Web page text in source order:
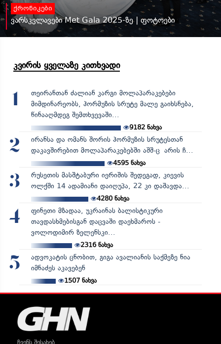
ქრონიკები
ვარსკვლავები Met Gala 2025-ზე | ფოტოები
კვირის ყველაზე კითხვადი
1
თეირანთან ძალიან კარგი მოლაპარაკებები
მიმდინარეობს, ჰორმუზის სრუტე მალე გაიხსნება,
წინააღმდეგ შემთხვევაში...
9182 ნახვა
2
ირანსა და ომანს შორის ჰორმუზის სრუტესთან
დაკავშირებით მოლაპარაკებებში აშშ-ც არის ჩ...
4595ნახვა
3
რუსეთის მასშტაბური იერიშის შედეგად, კიევის
ოლქში 14 ადამიანი დაიღუპა, 22 კი დაშავდა...
4280ნახვა
4
ფინეთი მზადაა, უკრაინას ბალისტიკური
თავდასხმებისგან დაცვაში დაეხმაროს -
ვოლოდიმირ ზელენსკი...
2316ნახვა
5
ადვოკატის ცნობით, გიგა ავალიანის საქმეზე ნია
იმნაძეს აკავებენ
1507ნახვა
ჩვენს შესახებ